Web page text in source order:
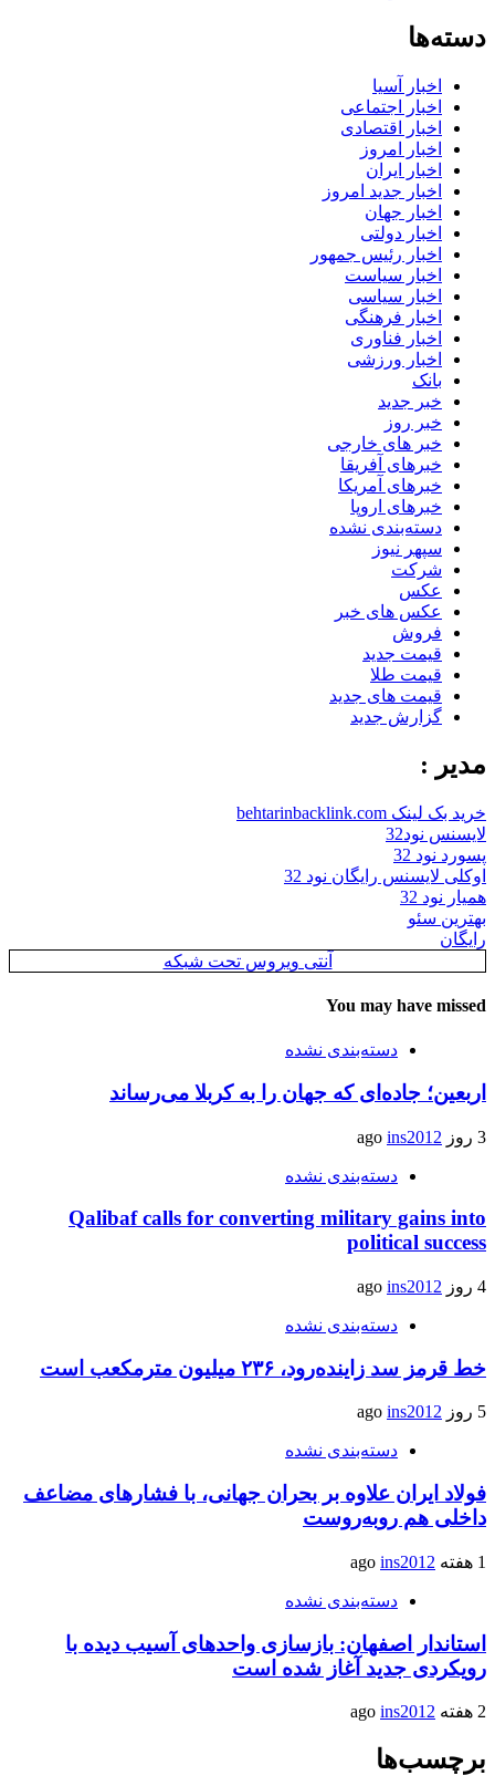
دسته‌ها
اخبار آسیا
اخبار اجتماعی
اخبار اقتصادی
اخبار امروز
اخبار ایران
اخبار جدید امروز
اخبار جهان
اخبار دولتی
اخبار رئیس جمهور
اخبار سیاست
اخبار سیاسی
اخبار فرهنگی
اخبار فناوری
اخبار ورزشی
بانک
خبر جدید
خبر روز
خبر های خارجی
خبرهای آفریقا
خبرهای آمریکا
خبرهای اروپا
دسته‌بندی نشده
سپهر نیوز
شرکت
عکس
عکس های خبر
فروش
قیمت جدید
قیمت طلا
قیمت های جدید
گزارش جدید
مدیر :
خرید بک لینک behtarinbacklink.com
لایسنس نود32
پسورد نود 32
اوکلی لایسنس رایگان نود 32
همیار نود 32
بهترین سئو
رایگان
آنتی ویروس تحت شبکه
You may have missed
دسته‌بندی نشده
اربعین؛ جاده‌ای که جهان را به کربلا می‌رساند
3 روز ago ins2012
دسته‌بندی نشده
Qalibaf calls for converting military gains into
political success
4 روز ago ins2012
دسته‌بندی نشده
خط قرمز سد زاینده‌رود، ۲۳۶ میلیون مترمکعب است
5 روز ago ins2012
دسته‌بندی نشده
فولاد ایران علاوه بر بحران جهانی، با فشارهای مضاعف
داخلی هم روبه‌روست
1 هفته ago ins2012
دسته‌بندی نشده
استاندار اصفهان: بازسازی واحدهای آسیب دیده با
رویکردی جدید آغاز شده است
2 هفته ago ins2012
برچسب‌ها